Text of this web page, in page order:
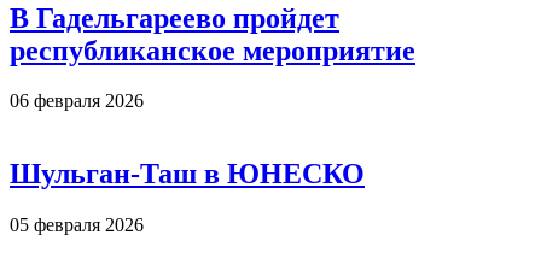
В Гадельгареево пройдет
республиканское мероприятие
06 февраля 2026
Шульган-Таш в ЮНЕСКО
05 февраля 2026